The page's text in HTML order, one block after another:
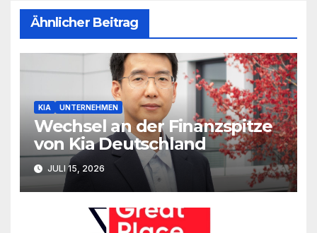
Ähnlicher Beitrag
KIA UNTERNEHMEN
Wechsel an der Finanzspitze
von Kia Deutschland
JULI 15, 2026